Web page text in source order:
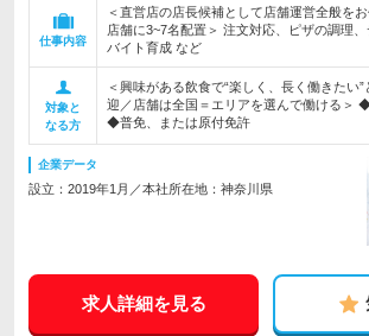
仕事内容
＜直営店の店長候補として店舗運営全般を
店舗に3~7名配置＞ 注文対応、ピザの調理
バイト育成 など
対象と
なる方
＜興味がある飲食で“楽しく、長く働きたい
迎／店舗は全国＝エリアを選んで働ける＞
◆普免、または原付免許
企業データ
設立：2019年1月／本社所在地：神奈川県
求人詳細を見る